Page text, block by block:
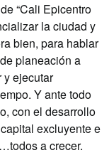
“Cali Epicentro
la ciudad y
bien, para hablar
planeación a
y ejecutar
Y ante todo
con el desarrollo
excluyente e
a crecer.